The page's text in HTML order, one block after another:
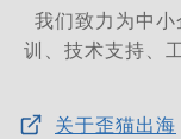
我们致力为中
训、技术支持、
关于歪猫出海